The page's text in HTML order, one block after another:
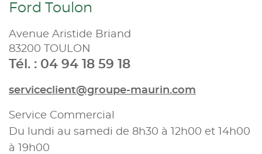
Ford Toulon
Avenue Aristide Briand
83200 TOULON
Tél. : 04 94 18 59 18
serviceclient@groupe-maurin.com
Service Commercial
Du lundi au samedi de 8h30 à 12h00 et 14h00
à 19h00